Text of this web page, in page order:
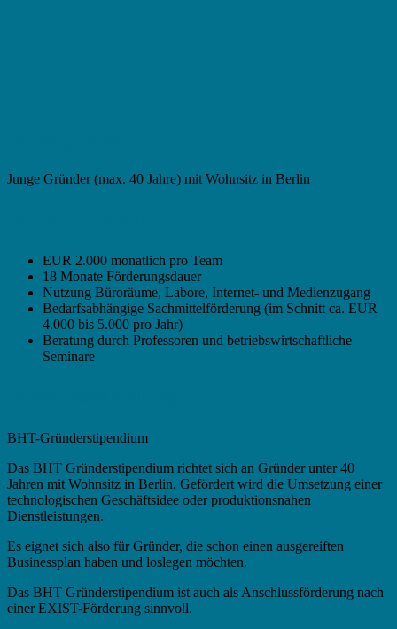
Junge Gründer (max. 40 Jahre) mit Wohnsitz in Berlin
EUR 2.000 monatlich pro Team
18 Monate Förderungsdauer
Nutzung Büroräume, Labore, Internet- und Medienzugang
Bedarfsabhängige Sachmittelförderung (im Schnitt ca. EUR
4.000 bis 5.000 pro Jahr)
Beratung durch Professoren und betriebswirtschaftliche
Seminare
BHT-Gründerstipendium
Das BHT Gründerstipendium richtet sich an Gründer unter 40
Jahren mit Wohnsitz in Berlin. Gefördert wird die Umsetzung einer
technologischen Geschäftsidee oder produktionsnahen
Dienstleistungen.
Es eignet sich also für Gründer, die schon einen ausgereiften
Businessplan haben und loslegen möchten.
Das BHT Gründerstipendium ist auch als Anschlussförderung nach
einer EXIST-Förderung sinnvoll.